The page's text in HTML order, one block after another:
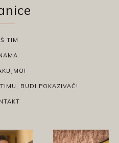
TIM
BUDI POKAZIVAČ!